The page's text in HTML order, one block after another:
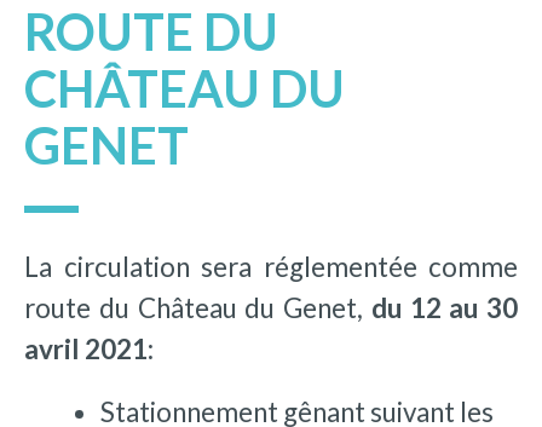
ROUTE DU
CHÂTEAU DU
GENET
La circulation sera réglementée comme
route du Château du Genet, du 12 au 30
avril 2021:
Stationnement gênant suivant les